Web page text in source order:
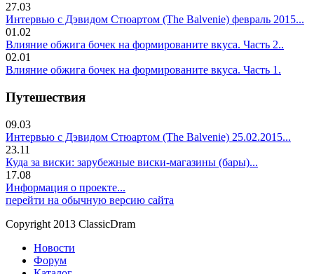
27.03
Интервью с Дэвидом Стюартом (The Balvenie) февраль 2015...
01.02
Влияние обжига бочек на формированите вкуса. Часть 2..
02.01
Влияние обжига бочек на формированите вкуса. Часть 1.
Путешествия
09.03
Интервью с Дэвидом Стюартом (The Balvenie) 25.02.2015...
23.11
Куда за виски: зарубежные виски-магазины (бары)...
17.08
Информация о проекте...
перейти на обычную версию сайта
Copyright 2013 ClassicDram
Новости
Форум